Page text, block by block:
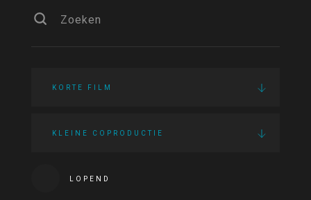
KORTE FILM
KLEINE COPRODUCTIE
LOPEND